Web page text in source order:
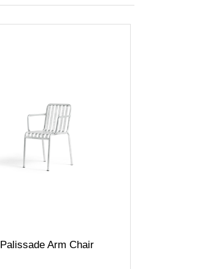
Palissade Arm Chair